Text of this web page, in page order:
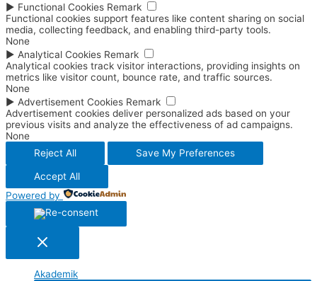
► Functional Cookies Remark
Functional cookies support features like content sharing on social
media, collecting feedback, and enabling third-party tools.
None
► Analytical Cookies Remark
Analytical cookies track visitor interactions, providing insights on
metrics like visitor count, bounce rate, and traffic sources.
None
► Advertisement Cookies Remark
Advertisement cookies deliver personalized ads based on your
previous visits and analyze the effectiveness of ad campaigns.
None
Reject All
Save My Preferences
Accept All
Powered by
Akademik